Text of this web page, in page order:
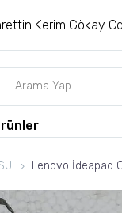
Kerim Gökay
Lenovo İdeapad